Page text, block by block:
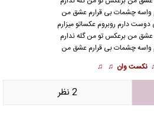
واسه چشمات بی قرارم عشق من
دارم روبروم عکساتو میزارم
عشق من برعکس تو من گله ندارم
واسه چشمات بی قرارم عشق من
نکست وان ♫ ♫
2 نظر